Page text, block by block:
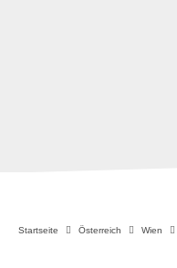
Startseite Österreich Wien